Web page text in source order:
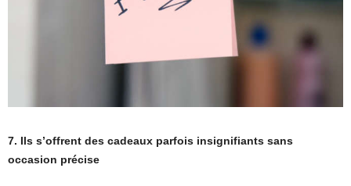
7. Ils s’offrent des cadeaux parfois insignifiants sans
occasion précise